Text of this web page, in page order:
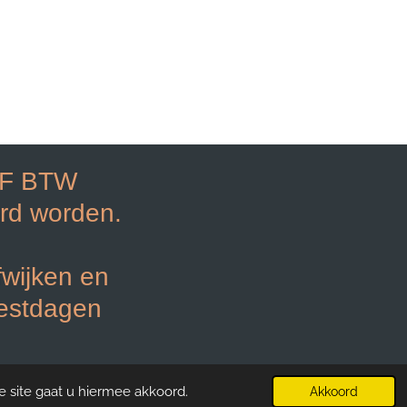
gaat u hiermee akkoord. Akkoord
BTW
worden.
en
Powered by